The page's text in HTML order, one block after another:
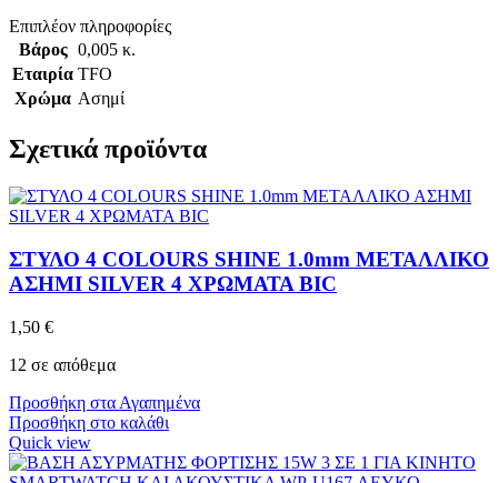
Επιπλέον πληροφορίες
Βάρος 0,005 κ.
Εταιρία TFO
Χρώμα Ασημί
Σχετικά προϊόντα
ΣΤΥΛΟ 4 COLOURS SHINE 1.0mm ΜΕΤΑΛΛΙΚΟ
ΑΣΗΜΙ SILVER 4 ΧΡΩΜΑΤΑ BIC
1,50 €
12 σε απόθεμα
Προσθήκη στα Αγαπημένα
Προσθήκη στο καλάθι
Quick view